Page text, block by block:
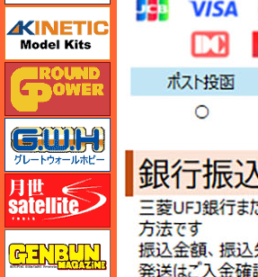
キネテック
ガリレオ出版 グランドパワー
月世 サテライトツールス
ゲンブンマガジン